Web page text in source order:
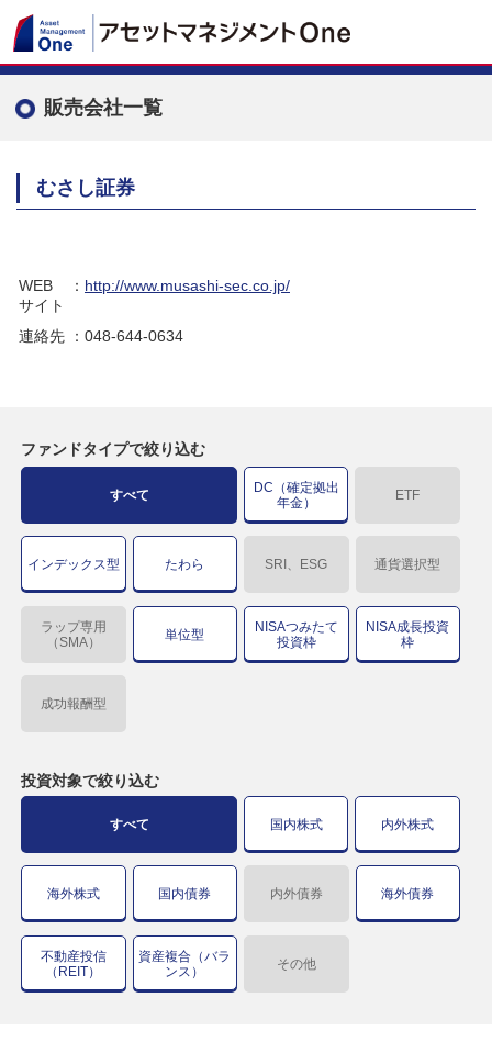
販売会社一覧
むさし証券
WEB
サイト
： http://www.musashi-sec.co.jp/
連絡先 ：048-644-0634
ファンドタイプで絞り込む
すべて
DC（確定拠出
年金）
ETF
インデックス型 たわら SRI、ESG 通貨選択型
ラップ専用
（SMA）
単位型
NISAつみたて
投資枠
NISA成長投資
枠
成功報酬型
投資対象で絞り込む
すべて 国内株式 内外株式
海外株式 国内債券 内外債券 海外債券
不動産投信
（REIT）
資産複合（バラ
ンス）
その他